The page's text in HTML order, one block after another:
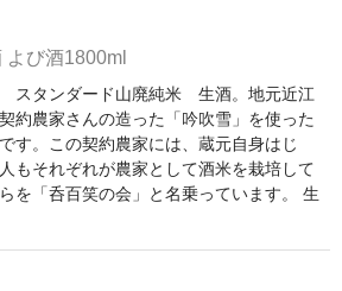
の華 森喜酒造（三重県伊賀市）
造（滋賀県東近江市）
（大阪府豊能郡能勢町）
久保本家酒造（奈良県宇陀市）
朝来市）
び酒1800ml
スタンダード山廃純米 生酒。地元近江
約農家さんの造った「吟吹雪」を使った
す。この契約農家には、蔵元自身はじ
もそれぞれが農家として酒米を栽培して
を「呑百笑の会」と名乗っています。 生